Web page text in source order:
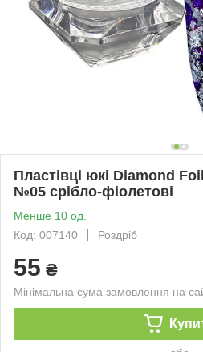
Пластівці юкі Diamond
№05 срібло-фіолетові
Менше 10 од.
Код: 007140
Роздріб
55 ₴
Мінімальна сума замовлення на